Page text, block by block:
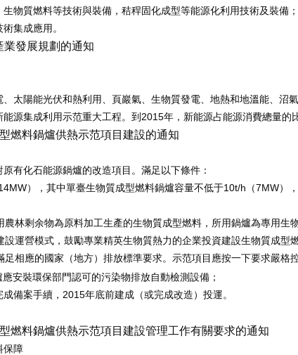
物質燃料等技術與裝備，秸稈固化成型等能源化利用技術及裝
集成應用。
業發展規劃的通知
太陽能光伏和熱利用、頁巖氣、生物質發電、地熱和地溫能、
源集成利用示范重大工程。到 2015年，新能源占能源消費總量的
燃料鍋爐供熱示范項目建設的通知
有化石能源鍋爐的改造項目。滿足以下條件：
），其中單臺生物質成型燃料鍋爐容量不低于10t/h （7MW）
農林剩余物為原料加工生產的生物質成型燃料，所用鍋爐為專用生
運營模式，鼓勵專業精英生物質熱力的企業投資建設生物質成型
足相應的國家（地方）排放標準要求。示范項目應按一下要求嚴格
安裝環保部門認可的污染物排放自動檢測設備；
成備案手續， 2015年底前建成（或完成改造）投運。
燃料鍋爐供熱示范項目建設管理工作有關要求的通知
保障